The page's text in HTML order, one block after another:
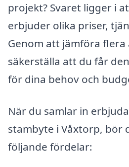
projekt? Svaret ligger i
erbjuder olika priser,
Genom att jämföra
säkerställa att du får
för dina behov och
När du samlar in
stambyte i Våxtorp, bör
följande fördelar: